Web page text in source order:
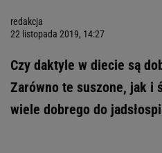
redakcja
22 listopada 2019, 14:27
Czy daktyle w diecie są
Zarówno te suszone, jak i
wiele dobrego do